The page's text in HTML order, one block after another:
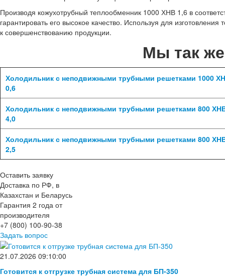
Производя кожухотрубный теплообменник 1000 ХНВ 1,6 в
гарантировать его высокое качество. Используя для
к совершенствованию продукции.
Мы так
Холодильник с неподвижными трубными решетками 1000
0,6
Холодильник с неподвижными трубными решетками 800
4,0
Холодильник с неподвижными трубными решетками 800
2,5
Оставить заявку
Доставка по РФ, в
Казахстан и Беларусь
Гарантия 2 года от
производителя
+7 (800) 100-90-38
Задать вопрос
21.07.2026 09:10:00
Готовится к отгрузке трубная система для БП-350